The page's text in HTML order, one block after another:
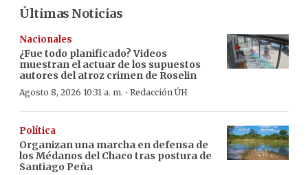
Últimas Noticias
Nacionales
¿Fue todo planificado? Videos
muestran el actuar de los supuestos
autores del atroz crimen de Roselin
Agosto 8, 2026 10:31 a. m. · Redacción ÚH
Política
Organizan una marcha en defensa de
los Médanos del Chaco tras postura de
Santiago Peña